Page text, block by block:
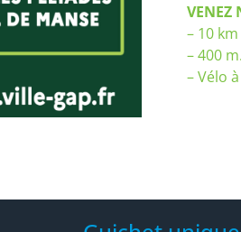
VENEZ
– 10
– 400
– Vélo